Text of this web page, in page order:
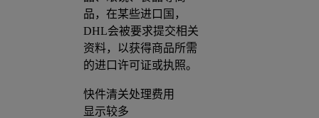
品，在某些进口国，
DHL会被要求提交相关
资料，以获得商品所需
的进口许可证或执照。
快件清关处理费用
显示较多